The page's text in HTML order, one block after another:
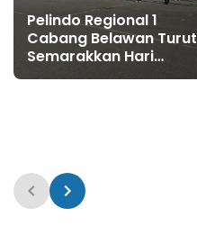
Pelindo Regional 1
Cabang Belawan Turut
Semarakkan Hari
Bhayangkara ke-80